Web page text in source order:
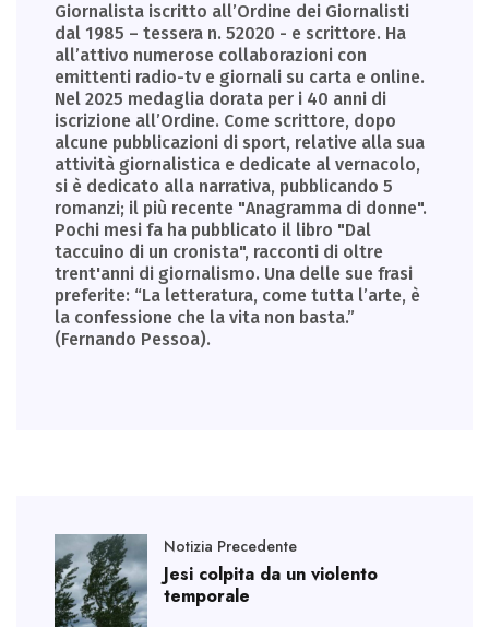
Giornalista iscritto all’Ordine dei Giornalisti
dal 1985 – tessera n. 52020 - e scrittore. Ha
all’attivo numerose collaborazioni con
emittenti radio-tv e giornali su carta e online.
Nel 2025 medaglia dorata per i 40 anni di
iscrizione all’Ordine. Come scrittore, dopo
alcune pubblicazioni di sport, relative alla sua
attività giornalistica e dedicate al vernacolo,
si è dedicato alla narrativa, pubblicando 5
romanzi; il più recente "Anagramma di donne".
Pochi mesi fa ha pubblicato il libro "Dal
taccuino di un cronista", racconti di oltre
trent'anni di giornalismo. Una delle sue frasi
preferite: “La letteratura, come tutta l’arte, è
la confessione che la vita non basta.”
(Fernando Pessoa).
Notizia Precedente
Jesi colpita da un violento
temporale